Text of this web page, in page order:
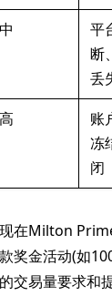
中
平
断
丢
高
账
冻
闭
在Milton
奖金活动(如
交易量要求和